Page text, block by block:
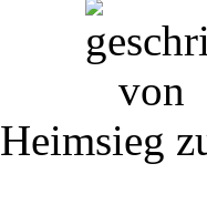
Heimsieg